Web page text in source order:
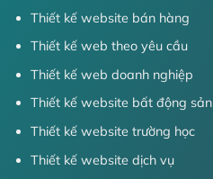
Thiết kế website bán hàng
Thiết kế web theo yêu cầu
Thiết kế web doanh nghiệp
Thiết kế website bất động sản
Thiết kế website trường học
Thiết kế website dịch vụ